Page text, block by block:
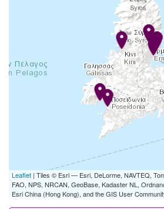
Leaflet | Tiles © Esri — Esri, DeLorme, NAVTEQ,
FAO, NPS, NRCAN, GeoBase, Kadaster NL,
Esri China (Hong Kong), and the GIS User